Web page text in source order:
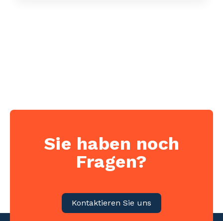
Sie haben noch
Fragen?
Kontaktieren Sie uns